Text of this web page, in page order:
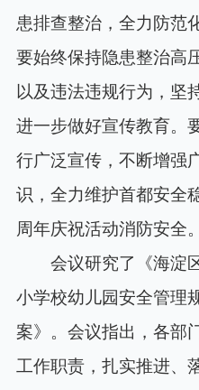
患排查整治，全力防范
要始终保持隐患整治高
以及违法违规行为，坚
进一步做好宣传教育。
行广泛宣传，不断增强
识，全力维护首都安全
周年庆祝活动消防安全。
会议研究了《海淀
小学校幼儿园安全管理
案》。会议指出，各部
工作职责，扎实推进、